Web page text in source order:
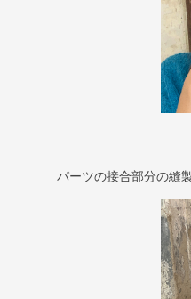
パーツの接合部分の縫